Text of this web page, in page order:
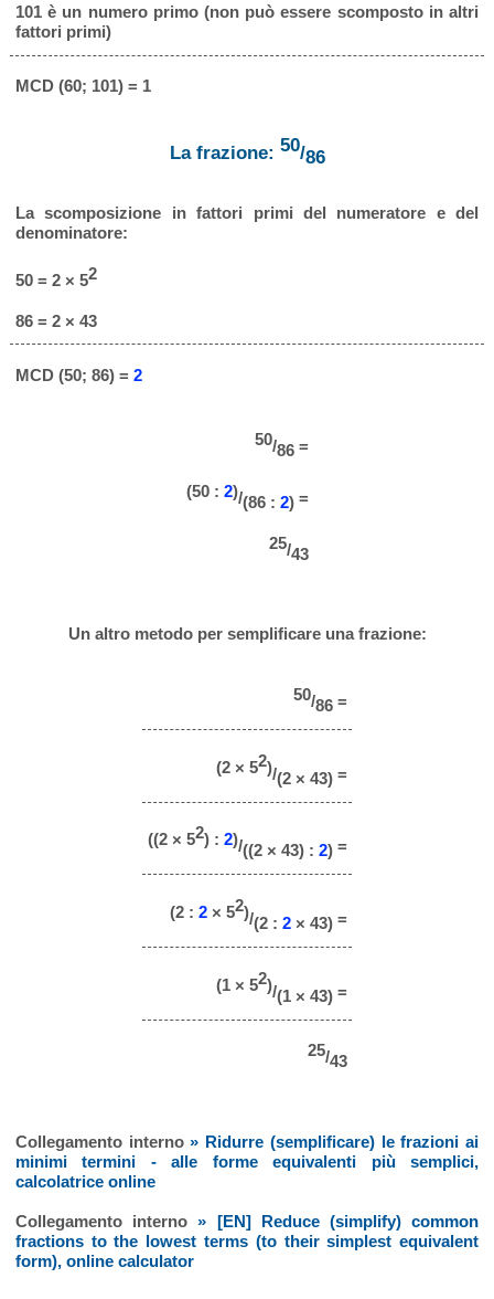
101 è un numero primo (non può essere scomposto in altri
fattori primi)
MCD (60; 101) = 1
La frazione: 50/86
La scomposizione in fattori primi del numeratore e del
denominatore:
50 = 2 × 52
86 = 2 × 43
MCD (50; 86) = 2
50/86=
(50 : 2)/(86 : 2)=
25/43
Un altro metodo per semplificare una frazione:
50/86=
(2 × 52)/(2 × 43)=
((2 × 52) : 2)/((2 × 43) : 2)=
(2 : 2× 52)/(2 : 2× 43)=
(1 × 52)/(1 × 43)=
25/43
Collegamento interno» Ridurre (semplificare) le frazioni ai
minimi termini - alle forme equivalenti più semplici,
calcolatrice online
Collegamento interno» [EN] Reduce (simplify) common
fractions to the lowest terms (to their simplest equivalent
form), online calculator